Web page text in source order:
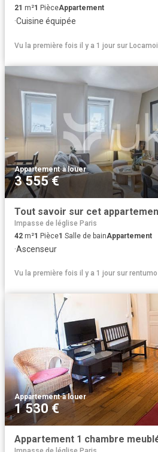
21 m²1 PièceAppartement
·Cuisine équipée
Vu la première fois il y a 1 jour sur Locamoi
Appartement·à louer
3 555 €
Impasse de léglise Paris
42 m²1 Pièce1 Salle de bainAppartement
·Ascenseur
Vu la première fois il y a 1 jour sur rentumo
Appartement·à louer
1 530 €